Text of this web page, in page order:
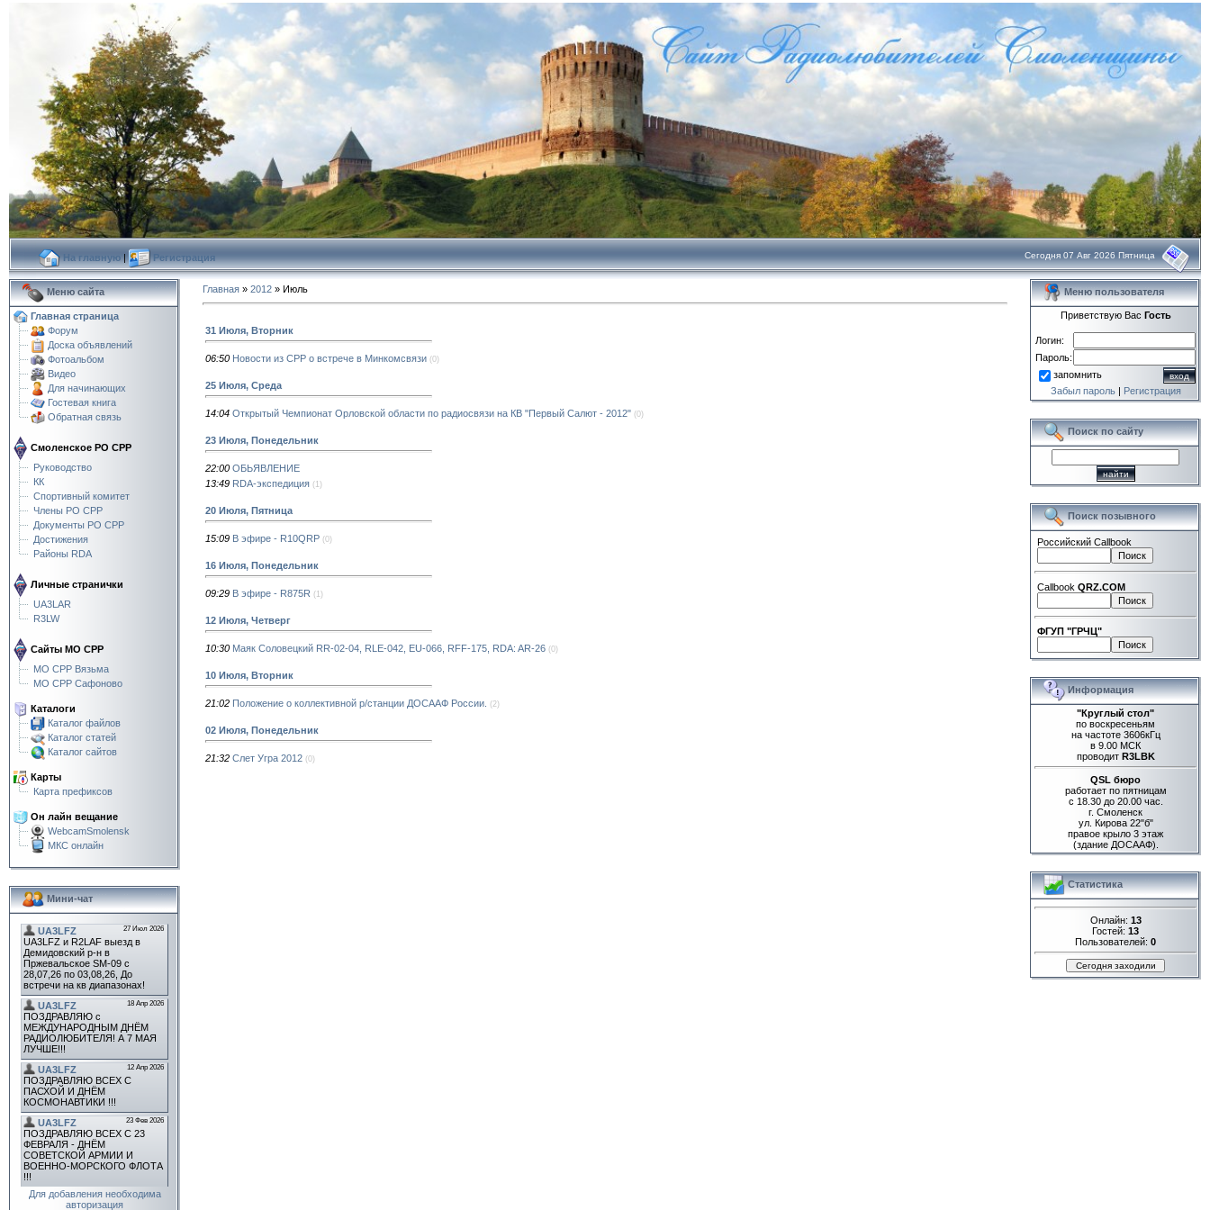
На главную| Регистрация Сегодня 07 Авг 2026 Пятница
Меню сайта
Главная страница
Форум
Доска объявлений
Фотоальбом
Видео
Для начинающих
Гостевая книга
Обратная связь
Смоленское РО СРР
Руководство
КК
Спортивный комитет
Члены РО СРР
Документы РО СРР
Достижения
Районы RDA
Личные странички
UA3LAR
R3LW
Сайты МО СРР
МО СРР Вязьма
МО СРР Сафоново
Каталоги
Каталог файлов
Каталог статей
Каталог сайтов
Карты
Карта префиксов
Он лайн вещание
WebcamSmolensk
МКС онлайн
Мини-чат
Для добавления необходима
авторизация
Главная » 2012 » Июль
31 Июля, Вторник
06:50 Новости из СРР о встрече в Минкомсвязи (0)
25 Июля, Среда
14:04 Открытый Чемпионат Орловской области по радиосвязи на КВ "Первый Салют - 2012" (0)
23 Июля, Понедельник
22:00 ОБЬЯВЛЕНИЕ
13:49 RDA-экспедиция (1)
20 Июля, Пятница
15:09 В эфире - R10QRP (0)
16 Июля, Понедельник
09:29 В эфире - R875R (1)
12 Июля, Четверг
10:30 Маяк Соловецкий RR-02-04, RLE-042, EU-066, RFF-175, RDA: AR-26 (0)
10 Июля, Вторник
21:02 Положение о коллективной р/станции ДОСААФ России. (2)
02 Июля, Понедельник
21:32 Слет Угра 2012 (0)
Меню пользователя
Приветствую Вас Гость
Логин:
Пароль:
запомнить
Забыл пароль| Регистрация
Поиск по сайту
Поиск позывного
Российский Callbook
Callbook QRZ.COM
ФГУП "ГРЧЦ"
Информация
"Круглый стол"
по воскресеньям
на частоте 3606кГц
в 9.00 МСК
проводит R3LBK
QSL бюро
работает по пятницам
с 18.30 до 20.00 час.
г. Смоленск
ул. Кирова 22"б"
правое крыло 3 этаж
(здание ДОСААФ).
Статистика
Онлайн: 13
Гостей: 13
Пользователей: 0